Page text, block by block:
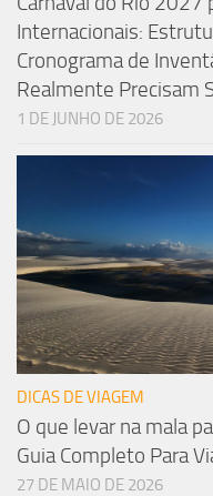
Internacionais:
Cronograma de
Realmente Precisam
1 DE JUNHO DE 2026
DICAS DE VIAGEM
O que levar na mala
Guia Completo Para
27 DE MAIO DE 2026